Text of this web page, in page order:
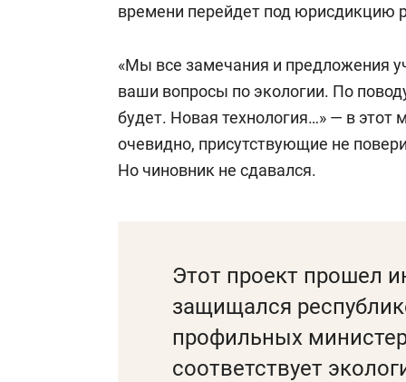
времени перейдет под юрисдикцию
«Мы все замечания и предложения
ваши вопросы по экологии. По
будет. Новая технология…» — в этот
очевидно, присутствующие не
Но чиновник не сдавался.
Этот проект прошел
защищался
профильных
соответствует